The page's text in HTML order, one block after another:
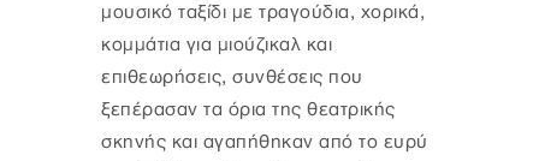
μουσικό ταξίδι με τραγούδια, χορικά,
κομμάτια για μιούζικαλ και
επιθεωρήσεις, συνθέσεις που
ξεπέρασαν τα όρια της θεατρικής
σκηνής και αγαπήθηκαν από το ευρύ